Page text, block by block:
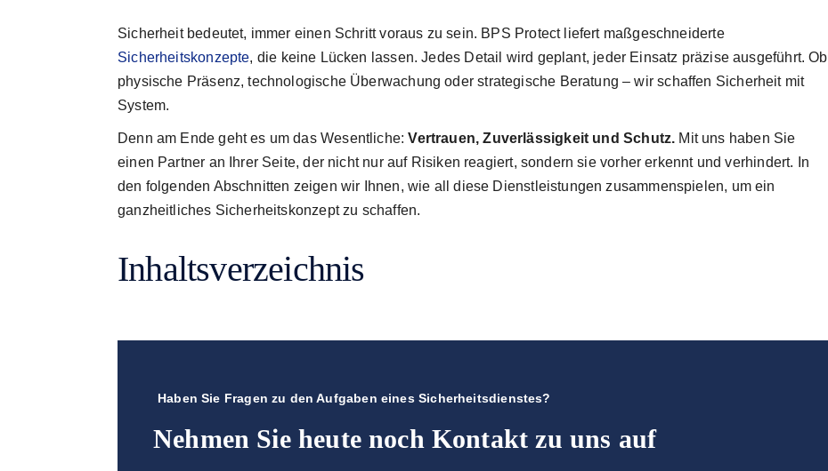
Sicherheit bedeutet, immer einen Schritt voraus zu sein. BPS Protect liefert maßgeschneiderte
Sicherheitskonzepte, die keine Lücken lassen. Jedes Detail wird geplant, jeder Einsatz präzise ausgeführt. Ob
physische Präsenz, technologische Überwachung oder strategische Beratung – wir schaffen Sicherheit mit
System.
Denn am Ende geht es um das Wesentliche:Vertrauen, Zuverlässigkeit und Schutz. Mit uns haben Sie
einen Partner an Ihrer Seite, der nicht nur auf Risiken reagiert, sondern sie vorher erkennt und verhindert. In
den folgenden Abschnitten zeigen wir Ihnen, wie all diese Dienstleistungen zusammenspielen, um ein
ganzheitliches Sicherheitskonzept zu schaffen.
Inhaltsverzeichnis
Haben Sie Fragen zu den Aufgaben eines Sicherheitsdienstes?
Nehmen Sie heute noch Kontakt zu uns auf